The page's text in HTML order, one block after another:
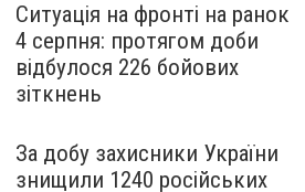
Ситуація на фронті на ранок
4 серпня: протягом доби
відбулося 226 бойових
зіткнень
За добу захисники України
знищили 1240 російських